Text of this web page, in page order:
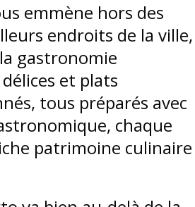
emmène hors des
endroits de la ville,
gastronomie
et plats
tous préparés avec
chaque
patrimoine culinaire